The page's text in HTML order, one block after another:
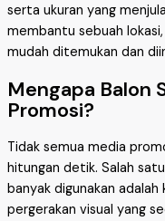
serta ukuran yang
membantu sebuah
mudah ditemukan dan
Mengapa Balon
Promosi?
Tidak semua media
hitungan detik. Salah
banyak digunakan
pergerakan visual yang